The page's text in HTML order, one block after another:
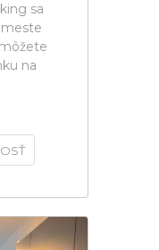
sa
na